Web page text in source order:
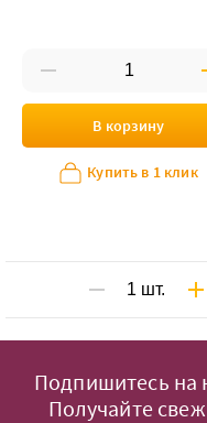
В корзину
Купить в 1 клик
Подпишитесь на
Получайте